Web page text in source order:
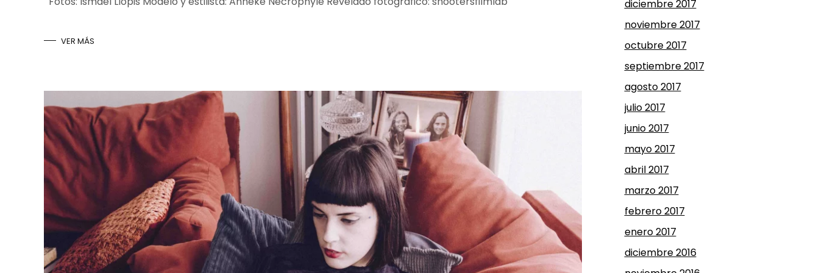
VER MÁS
diciembre 2017
noviembre 2017
octubre 2017
septiembre 2017
agosto 2017
julio 2017
junio 2017
mayo 2017
abril 2017
marzo 2017
febrero 2017
enero 2017
diciembre 2016